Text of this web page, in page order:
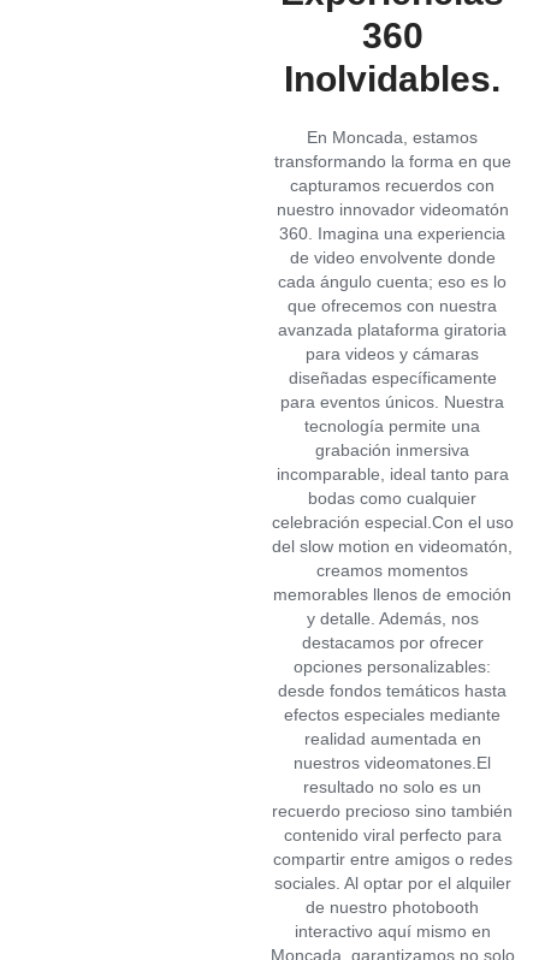
360
Inolvidables.
En Moncada, estamos
transformando la forma en que
capturamos recuerdos con
nuestro innovador videomatón
360. Imagina una experiencia
de video envolvente donde
cada ángulo cuenta; eso es lo
que ofrecemos con nuestra
avanzada plataforma giratoria
para videos y cámaras
diseñadas específicamente
para eventos únicos. Nuestra
tecnología permite una
grabación inmersiva
incomparable, ideal tanto para
bodas como cualquier
celebración especial.Con el uso
del slow motion en videomatón,
creamos momentos
memorables llenos de emoción
y detalle. Además, nos
destacamos por ofrecer
opciones personalizables:
desde fondos temáticos hasta
efectos especiales mediante
realidad aumentada en
nuestros videomatones.El
resultado no solo es un
recuerdo precioso sino también
contenido viral perfecto para
compartir entre amigos o redes
sociales. Al optar por el alquiler
de nuestro photobooth
interactivo aquí mismo en
Moncada, garantizamos no solo